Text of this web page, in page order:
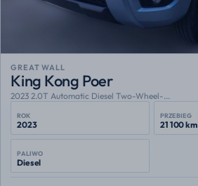
GREAT WALL
King Kong Poer
2023 2.0T Automatic Diesel Two-Wheel-...
ROK
2023
PRZEBIEG
21 100 km
PALIWO
Diesel